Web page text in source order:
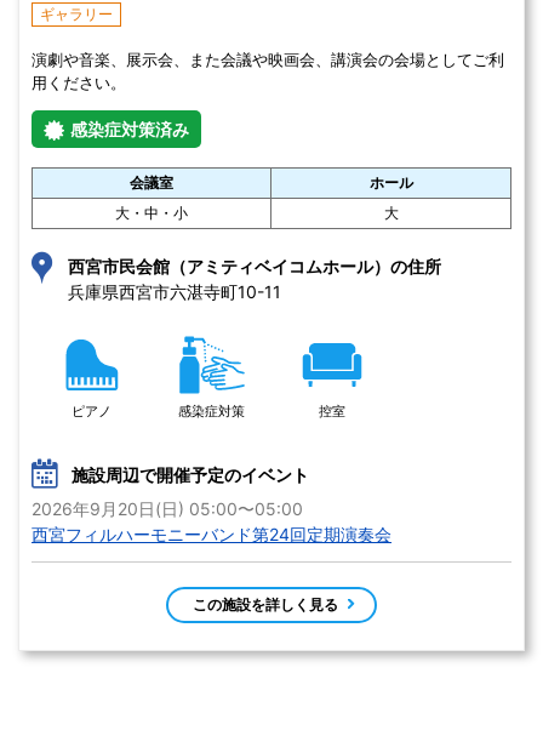
ギャラリー
演劇や音楽、展示会、また会議や映画会、講演会の会場としてご利
用ください。
感染症対策済み
会議室
ホール
大・中・小
大
西宮市民会館（アミティベイコムホール）の住所
兵庫県西宮市六湛寺町10-11
ピアノ 感染症対策 控室
施設周辺で開催予定のイベント
2026年9月20日(日) 05:00〜05:00
西宮フィルハーモニーバンド第24回定期演奏会
この施設を詳しく見る